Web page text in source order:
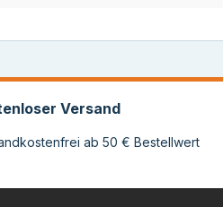
Versand
ab 50 € Bestellwert